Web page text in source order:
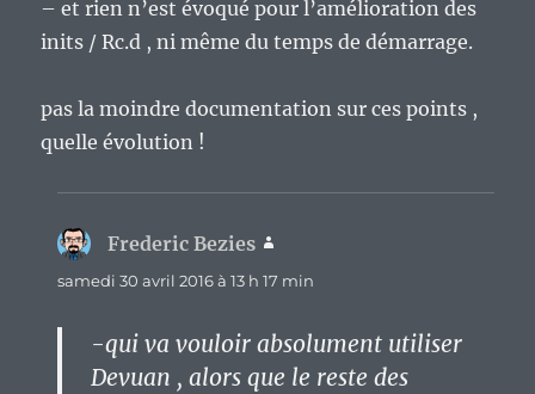
– et rien n’est évoqué pour l’amélioration des
inits / Rc.d , ni même du temps de démarrage.
pas la moindre documentation sur ces points ,
quelle évolution !
Frederic Bezies
samedi 30 avril 2016 à 13 h 17 min
-qui va vouloir absolument utiliser
Devuan , alors que le reste des